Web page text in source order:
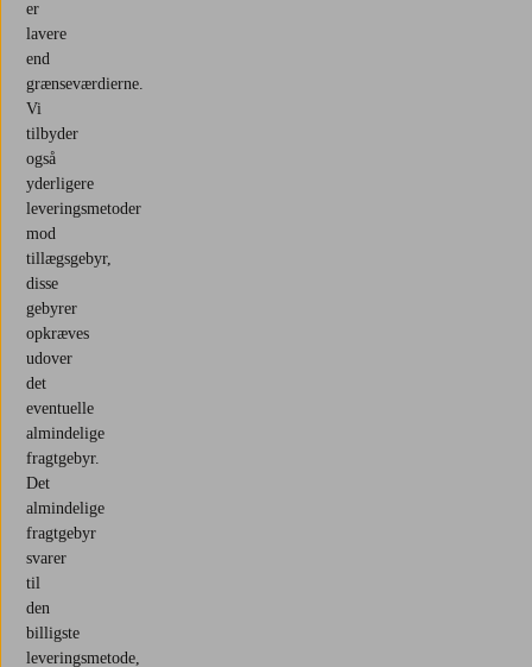
er
lavere
end
grænseværdierne.
Vi
tilbyder
også
yderligere
leveringsmetoder
mod
tillægsgebyr,
disse
gebyrer
opkræves
udover
det
eventuelle
almindelige
fragtgebyr.
Det
almindelige
fragtgebyr
svarer
til
den
billigste
leveringsmetode,